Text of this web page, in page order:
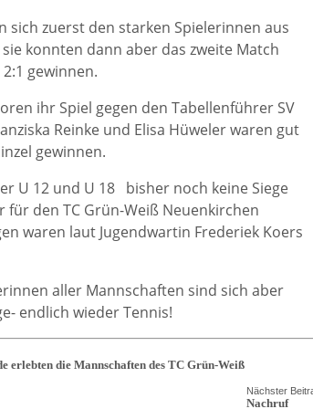
sich zuerst den starken Spielerinnen aus
konnten dann aber das zweite Match
gewinnen.
ihr Spiel gegen den Tabellenführer SV
Reinke und Elisa Hüweler waren gut
gewinnen.
U 12 und U 18 bisher noch keine Siege
für den TC Grün-Weiß Neuenkirchen
waren laut Jugendwartin Frederiek Koers
aller Mannschaften sind sich aber
endlich wieder Tennis!
erlebten die Mannschaften des TC Grün-Weiß
Nächster
Nachruf